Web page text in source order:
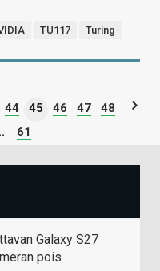
TU117 Turing
44 45 46 47
48
61
Galaxy S27
pois